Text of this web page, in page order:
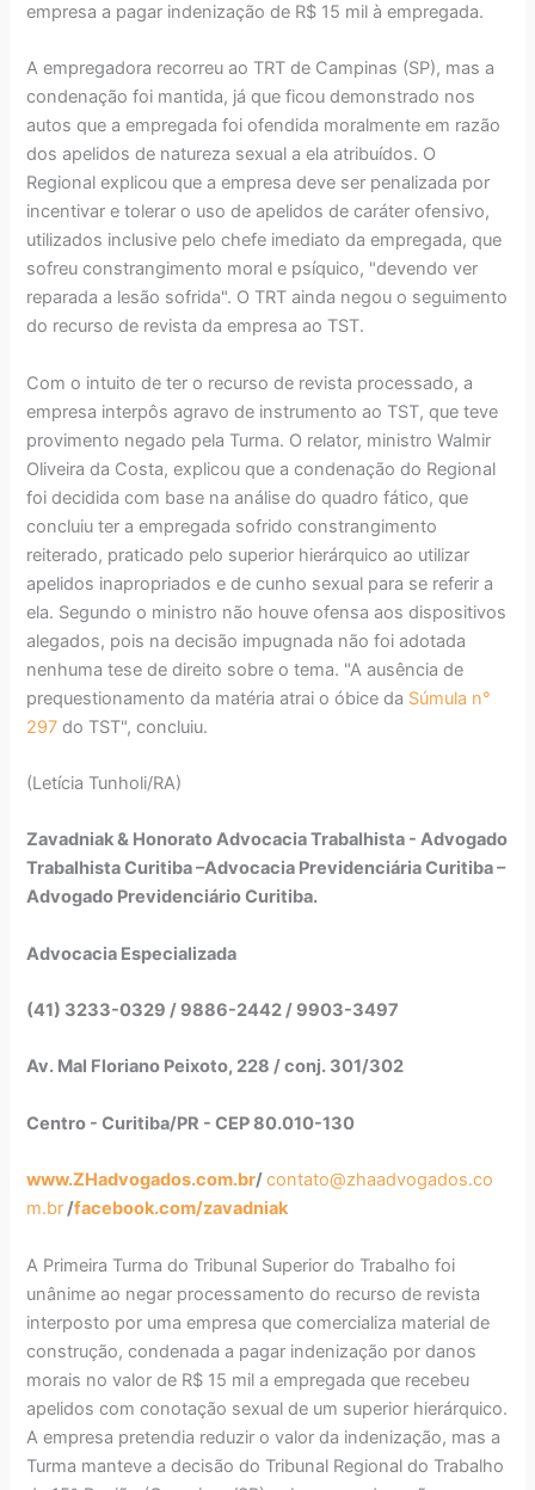
empresa a pagar indenização de R$ 15 mil à empregada.
A empregadora recorreu ao TRT de Campinas (SP), mas a
condenação foi mantida, já que ficou demonstrado nos
autos que a empregada foi ofendida moralmente em razão
dos apelidos de natureza sexual a ela atribuídos. O
Regional explicou que a empresa deve ser penalizada por
incentivar e tolerar o uso de apelidos de caráter ofensivo,
utilizados inclusive pelo chefe imediato da empregada, que
sofreu constrangimento moral e psíquico, "devendo ver
reparada a lesão sofrida". O TRT ainda negou o seguimento
do recurso de revista da empresa ao TST.
Com o intuito de ter o recurso de revista processado, a
empresa interpôs agravo de instrumento ao TST, que teve
provimento negado pela Turma. O relator, ministro Walmir
Oliveira da Costa, explicou que a condenação do Regional
foi decidida com base na análise do quadro fático, que
concluiu ter a empregada sofrido constrangimento
reiterado, praticado pelo superior hierárquico ao utilizar
apelidos inapropriados e de cunho sexual para se referir a
ela. Segundo o ministro não houve ofensa aos dispositivos
alegados, pois na decisão impugnada não foi adotada
nenhuma tese de direito sobre o tema. "A ausência de
prequestionamento da matéria atrai o óbice da Súmula n°
297 do TST", concluiu.
(Letícia Tunholi/RA)
Zavadniak & Honorato Advocacia Trabalhista - Advogado
Trabalhista Curitiba –Advocacia Previdenciária Curitiba –
Advogado Previdenciário Curitiba.
Advocacia Especializada
(41) 3233-0329 / 9886-2442 / 9903-3497
Av. Mal Floriano Peixoto, 228 / conj. 301/302
Centro - Curitiba/PR - CEP 80.010-130
www.ZHadvogados.com.br/contato@zhaadvogados.co
m.br/facebook.com/zavadniak
A Primeira Turma do Tribunal Superior do Trabalho foi
unânime ao negar processamento do recurso de revista
interposto por uma empresa que comercializa material de
construção, condenada a pagar indenização por danos
morais no valor de R$ 15 mil a empregada que recebeu
apelidos com conotação sexual de um superior hierárquico.
A empresa pretendia reduzir o valor da indenização, mas a
Turma manteve a decisão do Tribunal Regional do Trabalho